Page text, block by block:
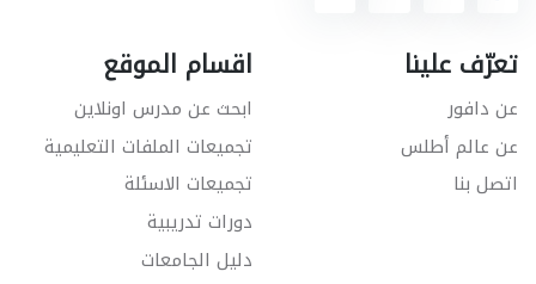
تعرّف علينا
عن دافور
عن عالم أطلس
اتصل بنا
اقسام الموقع
ابحث عن مدرس اونلاين
تجميعات الملفات التعليمية
تجميعات الاسئلة
دورات تدريبية
دليل الجامعات